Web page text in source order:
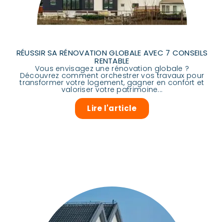
RÉUSSIR SA RÉNOVATION GLOBALE AVEC 7 CONSEILS
RENTABLE
Vous envisagez une rénovation globale ?
Découvrez comment orchestrer vos travaux pour
transformer votre logement, gagner en confort et
valoriser votre patrimoine...
Lire l'article